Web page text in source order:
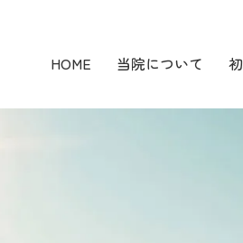
HOME
当院について